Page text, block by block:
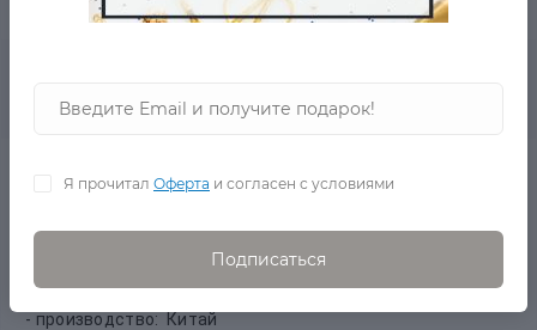
Описание товара Отзывов 0
Черный женский кардиган Pamela Dennis купить на
zastilem.ru
Оригинал.С украшениями,которые отлично
дополняют эту модель.
- происхождение бренда: США
- производство: Китай
Я прочитал Оферта и согласен с условиями
Подписаться